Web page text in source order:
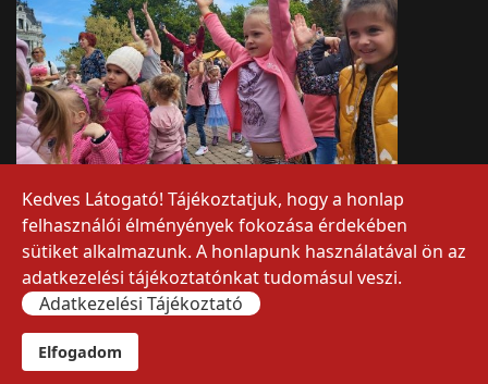
© 2026 Szent Miklós Görögkatolikus Óvoda
Kedves Látogató! Tájékoztatjuk, hogy a honlap
felhasználói élményények fokozása érdekében
sütiket alkalmazunk. A honlapunk használatával ön az
adatkezelési tájékoztatónkat tudomásul veszi.
Adatkezelési Tájékoztató
Elfogadom